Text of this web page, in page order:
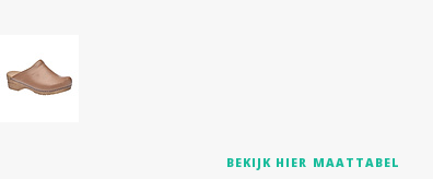
BEKIJK HIER MAATTABEL